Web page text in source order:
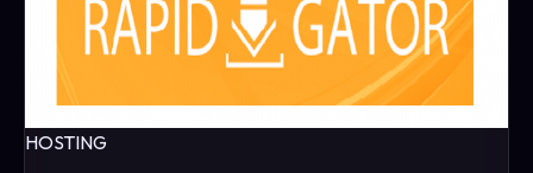
HOSTING